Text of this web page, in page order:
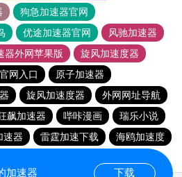
狗急加速器官网
优途加速器官网
风驰加速器
器外网苹果版
旋风加速度器
网入口
原子加速器
旋风加速度器
外网网址导航
飙加速器 哔咔漫画
瑞乐小说
速器 雷霆加速下载
海鸥加速度
加速器 下载